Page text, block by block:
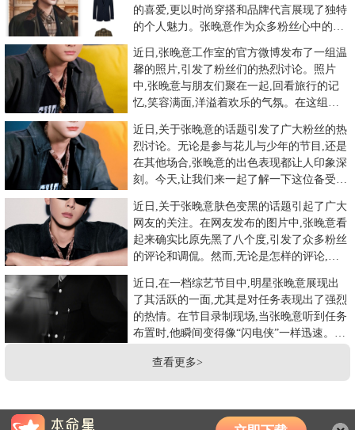
的喜爱,更以时尚穿搭和品牌代言展现了独特
的个人魅力。张晚意作为众多粉丝心中的偶
近日,张晚意工作室的官方微博发布了一组温
馨的照片,引发了粉丝们的热烈讨论。照片
中,张晚意与朋友们聚在一起,回看旅行的记
忆,笑容满面,洋溢着欢乐的气氛。在这组照
近日,关于张晚意的话题引发了广大粉丝的热
烈讨论。无论是参与花儿与少年的节目,还是
在其他场合,张晚意的出色表现都让人印象深
刻。今天,让我们来一起了解一下这位备受瞩
近日,关于张晚意肤色变黑的话题引起了广大
网友的关注。在网友发布的图片中,张晚意看
起来确实比原先黑了八个度,引发了众多粉丝
的评论和调侃。然而,无论是怎样的评论,都
近日,在一档综艺节目中,明星张晚意展现出
了其活跃的一面,尤其是对任务表现出了强烈
的热情。在节目录制现场,当张晚意听到任务
布置时,他瞬间变得像“闪电侠”一样迅速。门
查看更多>